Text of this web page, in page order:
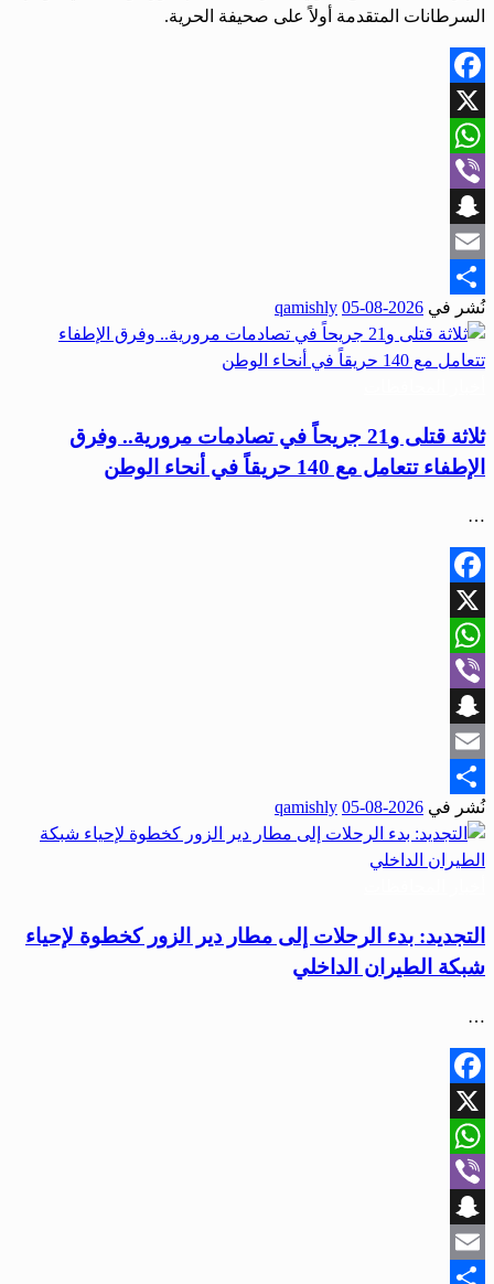
السرطانات المتقدمة أولاً على صحيفة الحرية.
Facebook
X
WhatsApp
Viber
Snapchat
Email
Share
نُشر في 2026-08-05
qamishly
ثلاثة قتلى و21 جريحاً في تصادمات مرورية.. وفرق
الإطفاء تتعامل مع 140 حريقاً في أنحاء الوطن
…
Facebook
X
WhatsApp
Viber
Snapchat
Email
Share
نُشر في 2026-08-05
qamishly
التجديد: بدء الرحلات إلى مطار دير الزور كخطوة لإحياء
شبكة الطيران الداخلي
…
Facebook
X
WhatsApp
Viber
Snapchat
Email